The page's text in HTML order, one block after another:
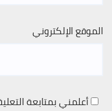
الموقع الإلكتروني
أعلمني بمتابعة